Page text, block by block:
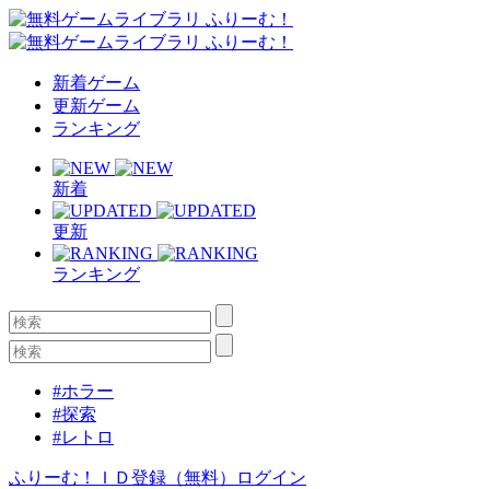
新着ゲーム
更新ゲーム
ランキング
新着
更新
ランキング
#ホラー
#探索
#レトロ
ふりーむ！ＩＤ登録（無料） ログイン